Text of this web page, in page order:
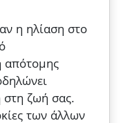
η ηλίαση στο
απότομης
στη ζωή σας.
των άλλων